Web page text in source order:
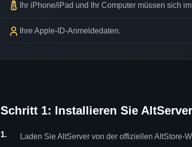
Ihr iPhone/iPad und Ihr Computer müssen sich
Ihre Apple-ID-Anmeldedaten.
Schritt 1: Installieren Sie
Laden Sie AltServer von der offiziellen AltStore-